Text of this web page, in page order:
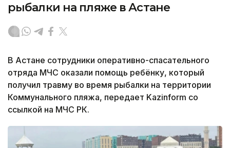
рыбалки на пляже в Астане
В Астане сотрудники оперативно-спасательного
отряда МЧС оказали помощь ребёнку, который
получил травму во время рыбалки на территории
Коммунального пляжа, передает Kazinform со
ссылкой на МЧС РК.